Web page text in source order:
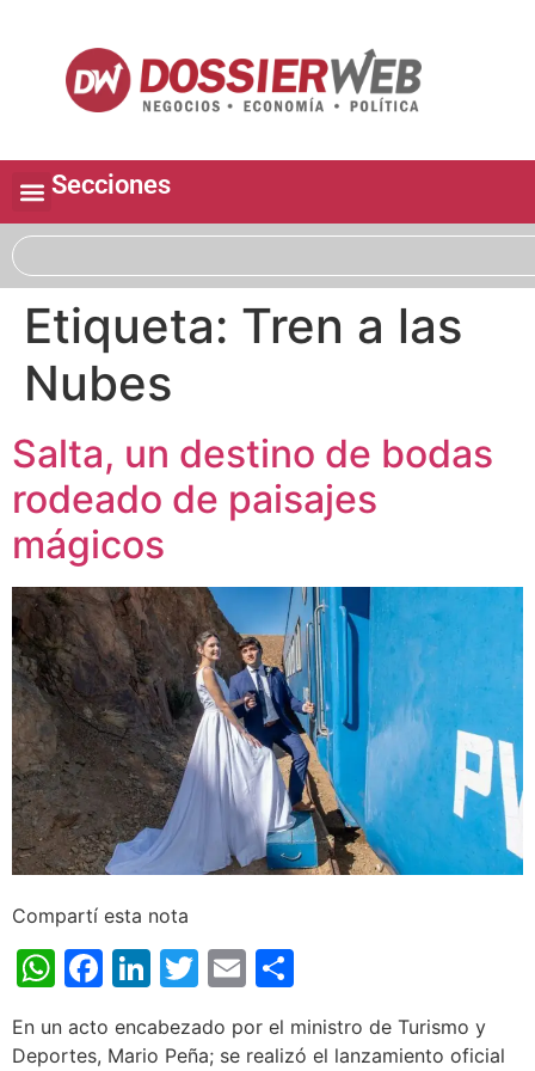
Secciones
Etiqueta: Tren a las
Nubes
Salta, un destino de bodas
rodeado de paisajes
mágicos
Compartí esta nota
WhatsApp
Facebook
LinkedIn
Twitter
Email
En un acto encabezado por el ministro de Turismo y
Deportes, Mario Peña; se realizó el lanzamiento oficial